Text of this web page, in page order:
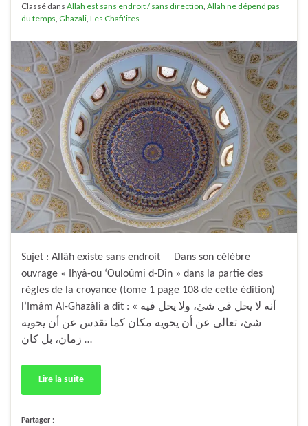
Classé dans Allah est sans endroit / sans direction, Allah ne dépend pas
du temps, Ghazali, Les Chafi'ites
Sujet : Allâh existe sans endroit Dans son célèbre
ouvrage « Ihyâ-ou ‘Ouloûmi d-Dîn » dans la partie des
règles de la croyance (tome 1 page 108 de cette édition)
l’Imâm Al-Ghazâli a dit : « أنه لا يحل في شئ، ولا يحل فيه
شئ، تعالى عن أن يحويه مكان كما تقدس عن أن يحويه
زمان، بل كان …
Lire la suite
Partager :